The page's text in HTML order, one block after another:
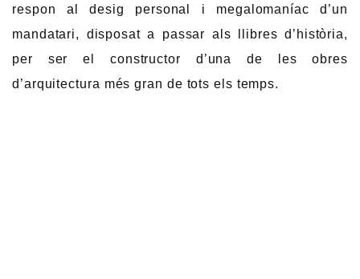
respon al desig personal i megalomaníac d’un
mandatari, disposat a passar als llibres d’història,
per ser el constructor d’una de les obres
d’arquitectura més gran de tots els temps.